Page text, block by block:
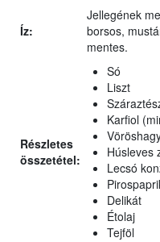
Íz:
Jellegének
borsos,
mentes.
Részletes
összetétel:
Só
Liszt
Karfiol
Húsleves
Lecsó
Delikát
Étolaj
Tejföl